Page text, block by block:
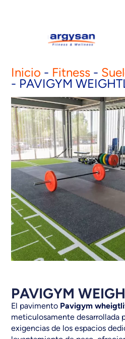
PAVIGYM
El pavimento Pavigym
meticulosamente desarrollada
exigencias de los espacios
Inicio - Fitness -
- PAVIGYM